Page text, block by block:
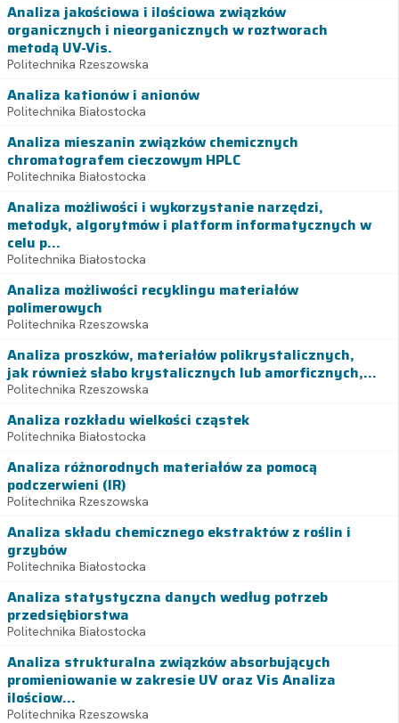
Analiza jakościowa i ilościowa związków
organicznych i nieorganicznych w roztworach
metodą UV-Vis.
Politechnika Rzeszowska
Analiza kationów i anionów
Politechnika Białostocka
Analiza mieszanin związków chemicznych
chromatografem cieczowym HPLC
Politechnika Białostocka
Analiza możliwości i wykorzystanie narzędzi,
metodyk, algorytmów i platform informatycznych w
celu p...
Politechnika Białostocka
Analiza możliwości recyklingu materiałów
polimerowych
Politechnika Rzeszowska
Analiza proszków, materiałów polikrystalicznych,
jak również słabo krystalicznych lub amorficznych,...
Politechnika Rzeszowska
Analiza rozkładu wielkości cząstek
Politechnika Białostocka
Analiza różnorodnych materiałów za pomocą
podczerwieni (IR)
Politechnika Rzeszowska
Analiza składu chemicznego ekstraktów z roślin i
grzybów
Politechnika Białostocka
Analiza statystyczna danych według potrzeb
przedsiębiorstwa
Politechnika Białostocka
Analiza strukturalna związków absorbujących
promieniowanie w zakresie UV oraz Vis Analiza
ilościow...
Politechnika Rzeszowska